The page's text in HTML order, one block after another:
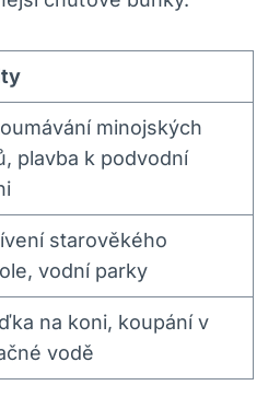
minojských
plavba k podvodní
starověkého
vodní parky
na koni, koupání v
vodě